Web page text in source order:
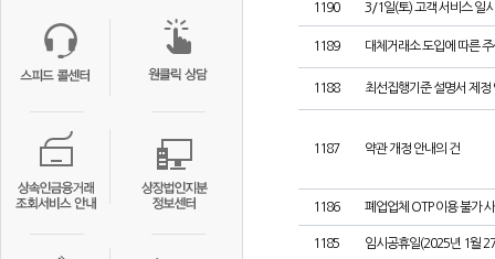
1190 3/1일(토) 고객 서비스 일
1189 대체거래소 도입에 따른
1188 최선집행기준 설명서 제정
1187 약관 개정 안내의 건
1186 폐업업체 OTP 이용 불가
1185 임시공휴일(2025년 1월